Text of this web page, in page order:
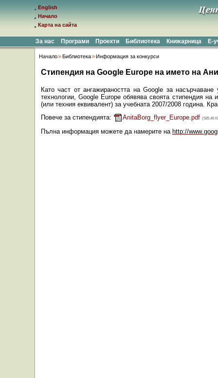
English
Начало
Карта на сайта
За нас Програми Проекти Библиотека Книжарница Е-
Начало Библиотека Информация за конкурси
Стипендия на Google Europe на името на
Като част от ангажираността наGoogle за насърчаване
технологии,Google Europe обявява своята стипендия на
(или техния еквивалент) за учебната 2007/2008 година.
Повече за стипендията:
AnitaBorg_flyer_Europe.pdf (585.46
Пълна информация можете да намерите на http://www.